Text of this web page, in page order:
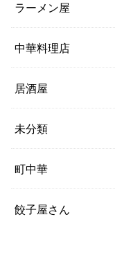
ラーメン屋
中華料理店
居酒屋
未分類
町中華
餃子屋さん